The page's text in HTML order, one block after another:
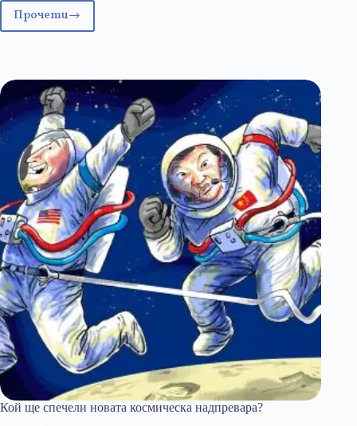
Прочети
Просто
ЛГБТИ-
пропаганда
Кой ще спечели новата космическа надпревара?